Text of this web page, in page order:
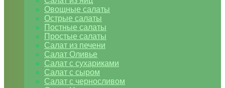
Овощные салаты
Острые салаты
Постные салаты
Простые салаты
Салат из печени
Салат Оливье
Салат с сухариками
Салат с сыром
Салат с черносливом